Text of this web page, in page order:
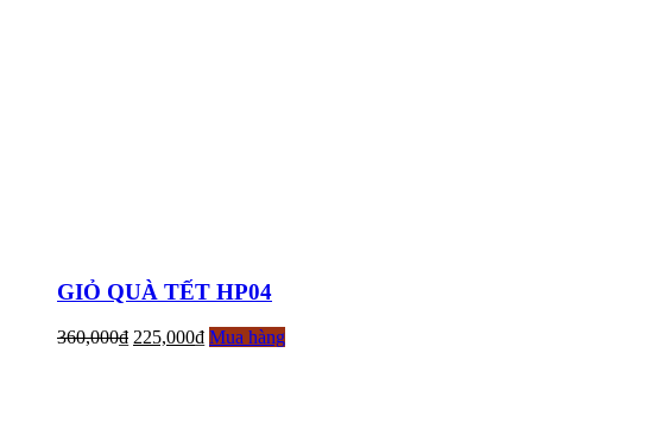
GIỎ QUÀ TẾT HP04
360,000₫ 225,000₫ Mua hàng